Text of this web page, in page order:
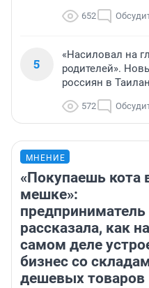
652
5
«Насиловал на
родителей».
россиян в
572
МНЕНИЕ
«Покупаешь кота
мешке»:
предприниматель
рассказала, как на
самом деле
бизнес со
дешевых товаров